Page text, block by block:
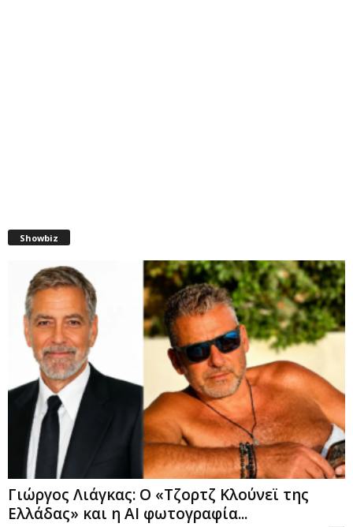
Showbiz
Γιώργος Λιάγκας: Ο «Τζορτζ Κλούνεϊ της
Ελλάδας» και η AI φωτογραφία...